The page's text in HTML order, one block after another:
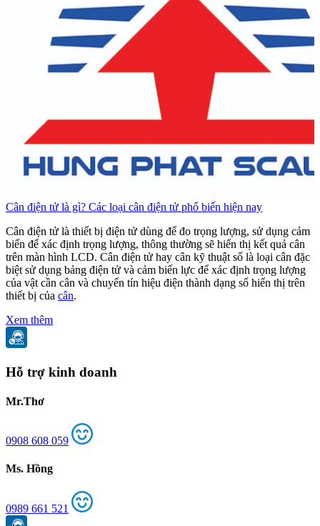
Cân điện tử là gì? Các loại cân điện tử phổ biến hiện nay
Cân điện tử là thiết bị điện tử dùng để đo trọng lượng, sử dụng cảm
biến để xác định trọng lượng, thông thường sẽ hiển thị kết quả cân
trên màn hình LCD. Cân điện tử hay cân kỹ thuật số là loại cân đặc
biệt sử dụng bảng điện tử và cảm biến lực để xác định trọng lượng
của vật cần cân và chuyển tín hiệu điện thành dạng số hiển thị trên
thiết bị của cân.
Xem thêm
Hỗ trợ kinh doanh
Mr.Thơ
0908 608 059
Ms. Hồng
0989 661 521